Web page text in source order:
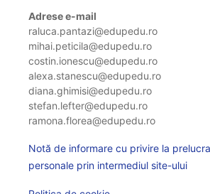
Adrese e-mail
raluca.pantazi@edupedu.ro
mihai.peticila@edupedu.ro
costin.ionescu@edupedu.ro
alexa.stanescu@edupedu.ro
diana.ghimisi@edupedu.ro
stefan.lefter@edupedu.ro
ramona.florea@edupedu.ro
Notă de informare cu privire la
personale prin intermediul site-ului